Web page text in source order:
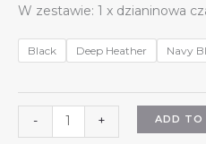
W zestawie: 1 x dzianinowa
Black Deep Heather Navy
-
Urugwaju,
+ ADD TO